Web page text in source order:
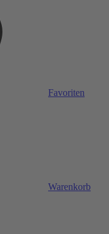
Favoriten
Warenkorb